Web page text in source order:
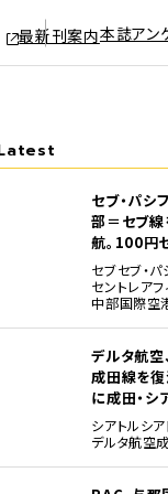
最新刊案内本誌アン
セブ・パシ
部＝セブ
航。100円
セブセブ・
セントレアフ
中部国際空
デルタ航空
成田線を
に成田・シ
シアトルシ
デルタ航空